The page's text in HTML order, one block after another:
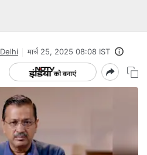
Delhi मार्च 25, 2025 08:08 IST